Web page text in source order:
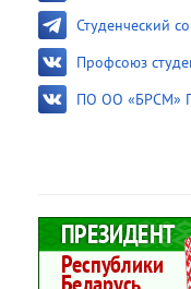
Студенческий
Профсоюз
ПО ОО «БРСМ»